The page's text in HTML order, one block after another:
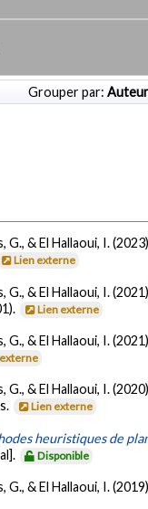
Grouper par:
G., & El Hallaoui, I.
Lien externe
G., & El Hallaoui, I.
Lien externe
G., & El Hallaoui, I.
G., & El Hallaoui, I.
Lien externe
heuristiques de
Disponible
G., & El Hallaoui, I.